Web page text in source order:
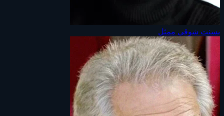
بسنت شوقي ممثل